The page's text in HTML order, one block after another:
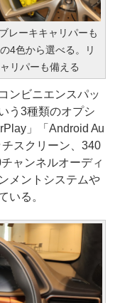
レーキキャリパーも
4色から選べる。リ
リパーも備える
ンビニエンスパッ
う3種類のオプシ
」「Android Au
スクリーン、340
ャンネルオーディ
メントシステムや
いる。